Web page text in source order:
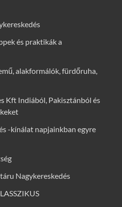
és praktikák a
alakformálók, fürdőruha,
Kft Indiából, Pakisztánból és
-kínálat napjainkban egyre
Nagykereskedés